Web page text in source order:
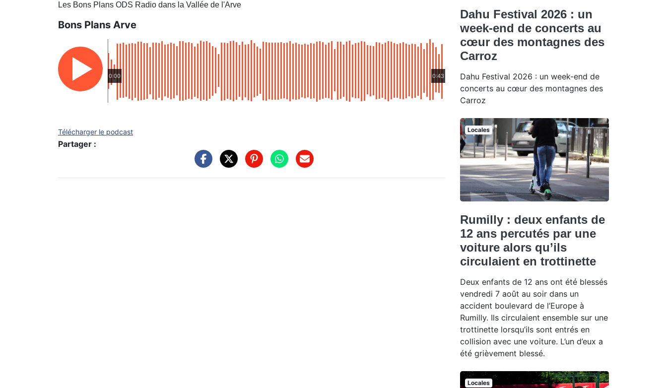
Les Bons Plans ODS Radio dans la Vallée de l'Arve
Bons Plans Arve
0:00 0:43
Télécharger le podcast
Partager :
Dahu Festival 2026 : un
week-end de concerts au
cœur des montagnes des
Carroz
Dahu Festival 2026 : un week-end de
concerts au cœur des montagnes des
Carroz
Locales
Rumilly : deux enfants de
12 ans percutés par une
voiture alors qu’ils
circulaient en trottinette
Deux enfants de 12 ans ont été blessés
vendredi 7 août au soir dans un
accident boulevard de l’Europe à
Rumilly. Ils circulaient ensemble sur une
trottinette lorsqu’ils sont entrés en
collision avec une voiture. L’un d’eux a
été grièvement blessé.
Locales